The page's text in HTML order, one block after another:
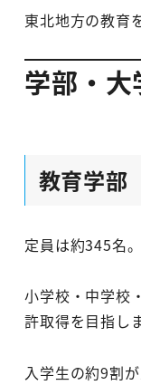
東北地方の教育
学部・大
教育学部
定員は約345名。
小学校・中学校
許取得を目指しま
入学生の約9割